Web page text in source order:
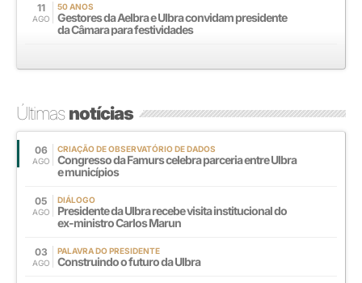
11
AGO
50 ANOS
Gestores da Aelbra e Ulbra convidam presidente
da Câmara para festividades
Últimasnotícias
06
AGO
CRIAÇÃO DE OBSERVATÓRIO DE DADOS
Congresso da Famurs celebra parceria entre Ulbra
e municípios
05
AGO
DIÁLOGO
Presidente da Ulbra recebe visita institucional do
ex-ministro Carlos Marun
03
AGO
PALAVRA DO PRESIDENTE
Construindo o futuro da Ulbra